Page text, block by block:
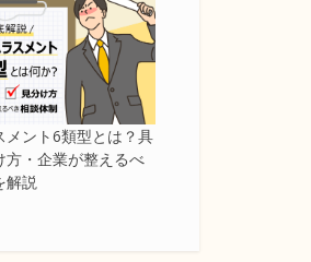
メント6類型とは？具
方・企業が整えるべ
解説